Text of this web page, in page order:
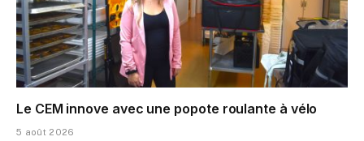
Le CEM innove avec une popote roulante à vélo
5 août 2026